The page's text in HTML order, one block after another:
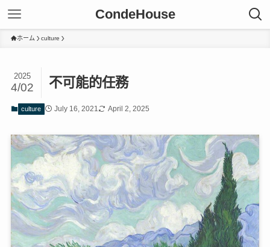
CondeHouse
ホーム culture
不可能的任務
2025
4/02
culture July 16, 2021 April 2, 2025